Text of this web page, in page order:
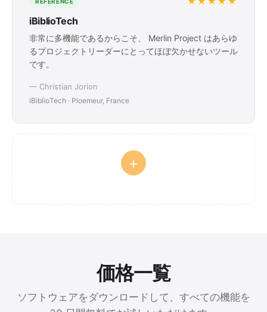
iBiblioTech
非常に多機能であるからこそ、 Merlin Project はあらゆ
るプロジェクトリーダーにとってほぼ欠かせないツール
です。
— Christian Jorion
iBiblioTech · Ploemeur, France
+
価格一覧
ソフトウェアをダウンロードして、すべての機能を